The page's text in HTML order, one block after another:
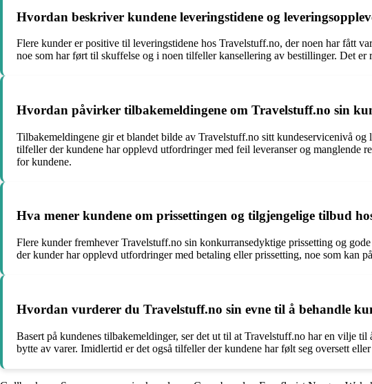
Hvordan beskriver kundene leveringstidene og
Flere kunder er positive til leveringstidene hos Travelstuff.no, der noen har fått
noe som har ført til skuffelse og i noen tilfeller kansellering av bestillinger. Det
Hvordan påvirker tilbakemeldingene om Travelstuff.no sin
Tilbakemeldingene gir et blandet bilde av Travelstuff.no sitt kundeservicenivå
tilfeller der kundene har opplevd utfordringer med feil leveranser og manglende
for kundene.
Hva mener kundene om prissettingen og tilgjengelige tilbud
Flere kunder fremhever Travelstuff.no sin konkurransedyktige prissetting og
der kunder har opplevd utfordringer med betaling eller prissetting, noe som kan
Hvordan vurderer du Travelstuff.no sin evne til å behandle
Basert på kundenes tilbakemeldinger, ser det ut til at Travelstuff.no har en vilje
bytte av varer. Imidlertid er det også tilfeller der kundene har følt seg oversett